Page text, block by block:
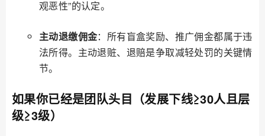
观恶性”的认定。
主动退缴佣金：所有盲盒奖励、推广佣金都属于违
法所得。主动退赃、退赔是争取减轻处罚的关键情
节。
如果你已经是团队头目（发展下线≥30人且层
级≥3级）